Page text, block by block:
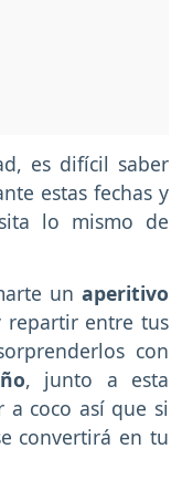
es difícil saber
estas fechas y
lo mismo de
un aperitivo
entre tus
con
, junto a esta
coco así que si
convertirá en tu